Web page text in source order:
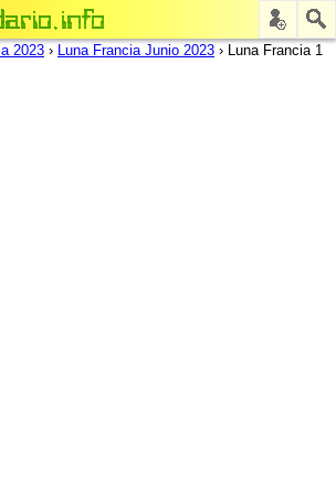
2023 › Luna Francia Junio 2023 › Luna Francia 1